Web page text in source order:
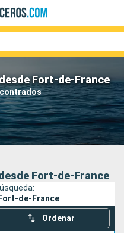
Fort-de-France
Buscar
Fort-de-France
de-France
Ordenar